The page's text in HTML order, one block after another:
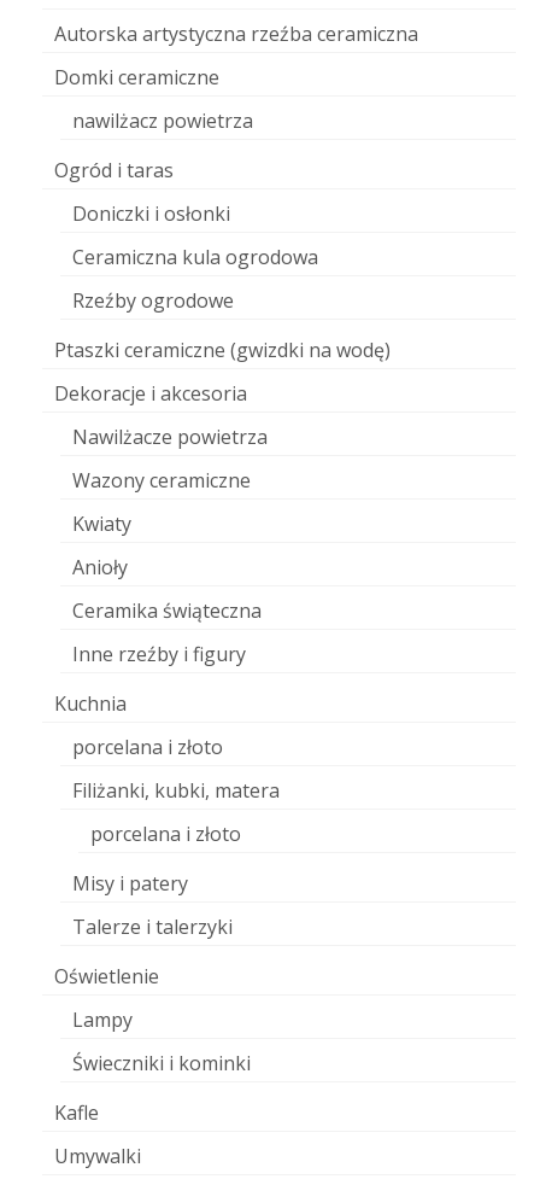
Autorska artystyczna rzeźba ceramiczna
Domki ceramiczne
nawilżacz powietrza
Ogród i taras
Doniczki i osłonki
Ceramiczna kula ogrodowa
Rzeźby ogrodowe
Ptaszki ceramiczne (gwizdki na wodę)
Dekoracje i akcesoria
Nawilżacze powietrza
Wazony ceramiczne
Kwiaty
Anioły
Ceramika świąteczna
Inne rzeźby i figury
Kuchnia
porcelana i złoto
Filiżanki, kubki, matera
porcelana i złoto
Misy i patery
Talerze i talerzyki
Oświetlenie
Lampy
Świeczniki i kominki
Kafle
Umywalki